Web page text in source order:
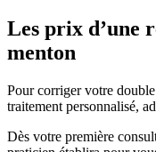
Les prix d’une
menton
Pour corriger votre
traitement personnalisé,
Dès votre première